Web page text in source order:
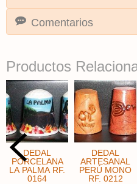
Comentarios
Productos
DEDAL
PORCELANA
LA PALMA RF.
0164
DEDAL
ARTESANAL
PERÚ MONO
RF. 0212